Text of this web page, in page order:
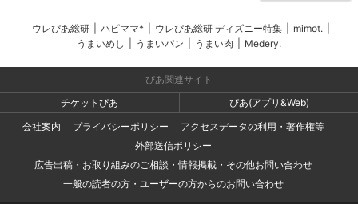
ウレぴあ総研 ハピママ* ウレぴあ総研 ディズニー特集 mimot.
うまいめし
うまいパン うまい肉 Medery.
ぴあ関連サイト
チケットぴあ
ぴあ(アプリ&Web)
会社案内
プライバシーポリシー
アクセスデータの利用・著作権等
外部送信ポリシー
広告出稿・お取り組みのご相談・情報掲載・その他お問い合わせ
一般の読者の方・ユーザーの方からのお問い合わせ